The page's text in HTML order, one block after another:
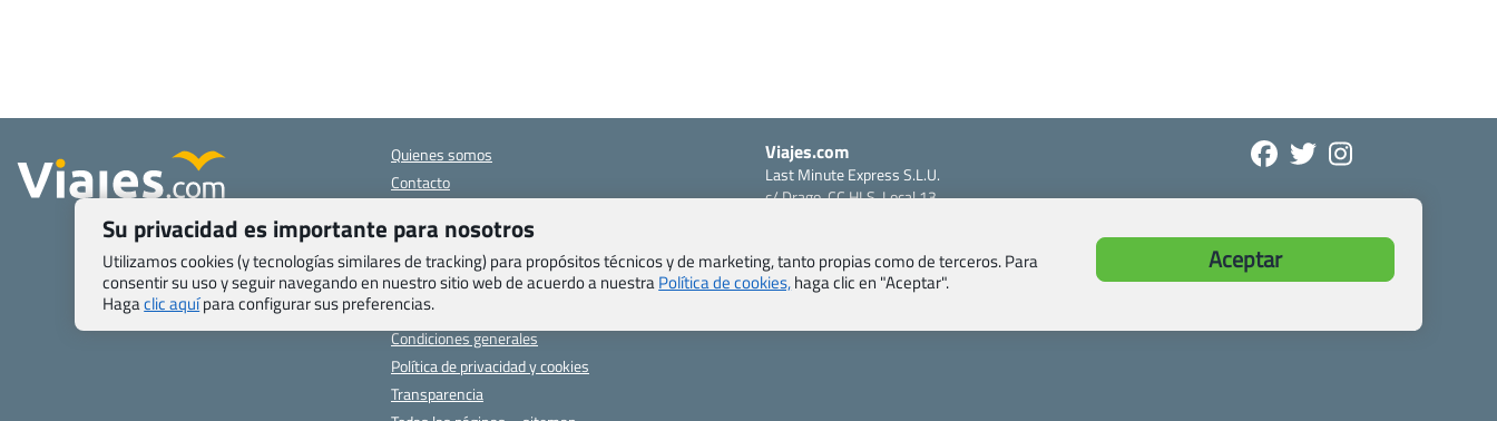
Quienes somos
Contacto
específicas
Blog de Viajes.com
Registro de agencias
Preguntas frecuentes
Condiciones generales
Política de privacidad y cookies
Transparencia
Viajes.com
Last Minute Express S.L.U.
c/ Drago, CC HLS, Local 13
CIF: B76740091
Tfno: +34 922-97-17-27
Su privacidad es importante para nosotros
Utilizamos cookies (y tecnologías similares de tracking) para propósitos técnicos y de marketing, tanto propias como de terceros. Para
consentir su uso y seguir navegando en nuestro sitio web de acuerdo a nuestraPolítica de cookies,haga clic en "Aceptar".
Hagaclic aquípara configurar sus preferencias.
Aceptar